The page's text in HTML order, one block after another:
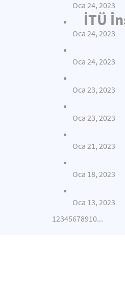
Oca 24, 2023
İTÜ
Oca 24, 2023
Oca 24, 2023
Oca 23, 2023
Oca 23, 2023
Oca 21, 2023
Oca 18, 2023
Oca 13, 2023
12345678910...